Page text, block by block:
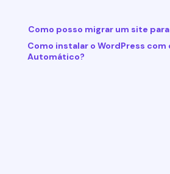
Como posso migrar um site
Como instalar o WordPress com
Automático?